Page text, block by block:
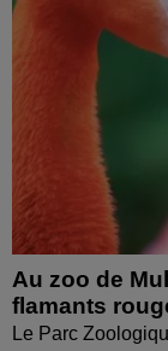
Au zoo de
flamants
Le Parc